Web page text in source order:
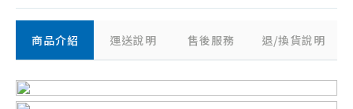
商品介紹 運送說明 售後服務 退/換貨說明